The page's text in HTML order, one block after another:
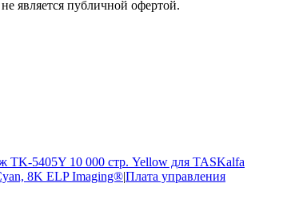
является публичной офертой.
TK-5405Y 10 000 стр. Yellow для TASKalfa
8K ELP Imaging®|Плата управления